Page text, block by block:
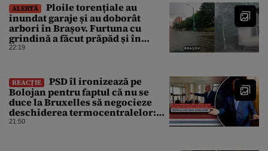
ALERTĂ
Ploile torențiale au
inundat garaje și au doborât
arbori în Brașov. Furtuna cu
grindină a făcut prăpăd și în
Bihor
22:19
REACȚIE
PSD îl ironizează pe
Bolojan pentru faptul că nu se
duce la Bruxelles să negocieze
deschiderea termocentralelor:
„Pentru că a dat afară
21:50